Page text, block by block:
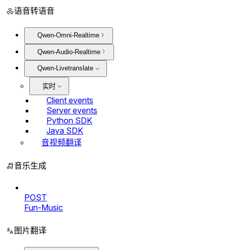
语音转语音
Qwen-Omni-Realtime
Qwen-Audio-Realtime
Qwen-Livetranslate
实时
Client events
Server events
Python SDK
Java SDK
音视频翻译
音乐生成
POST
Fun-Music
图片翻译